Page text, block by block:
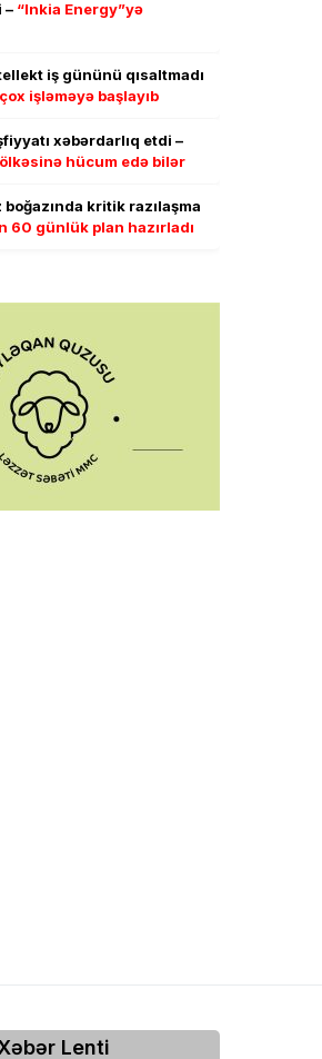
– “Inkia Energy”yə
iş gününü qısaltmadı
işləməyə başlayıb
xəbərdarlıq etdi –
hücum edə bilər
boğazında kritik razılaşma
60 günlük plan hazırladı
Lenti